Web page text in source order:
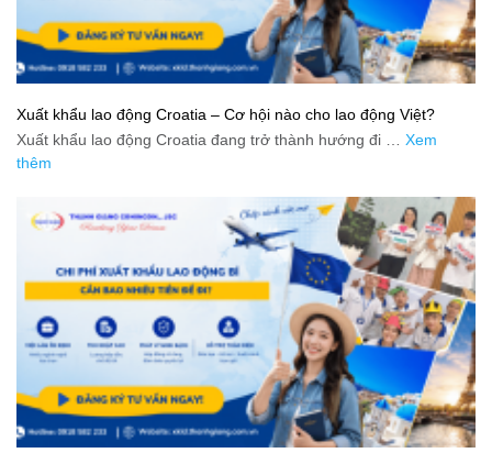
Xuất khẩu lao động Croatia – Cơ hội nào cho lao động Việt?
Xuất khẩu lao động Croatia đang trở thành hướng đi … Xem
thêm